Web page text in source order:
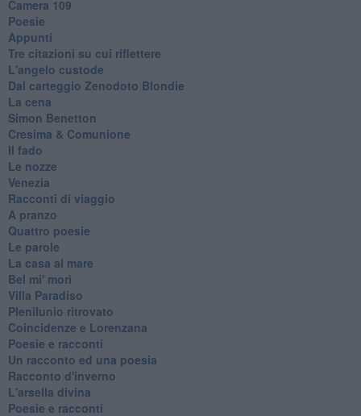
Camera 109
Poesie
Appunti
Tre citazioni su cui riflettere
L'angelo custode
Dal carteggio Zenodoto Blondie
La cena
Simon Benetton
Cresima & Comunione
Il fado
Le nozze
Venezia
Racconti di viaggio
A pranzo
Quattro poesie
Le parole
La casa al mare
Bel mi' morì
Villa Paradiso
Plenilunio ritrovato
Coincidenze e Lorenzana
Poesie e racconti
Un racconto ed una poesia
Racconto d'inverno
​L'arsella divina
Poesie e racconti